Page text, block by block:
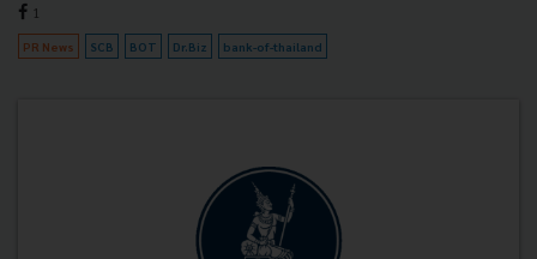
1
PR News SCB BOT Dr.Biz bank-of-thailand